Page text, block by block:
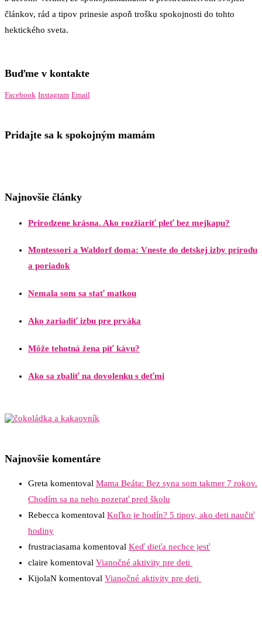
článkov, rád a tipov prinesie aspoň trošku spokojnosti do tohto
hektického sveta.
Buďme v kontakte
Facebook Instagram Email
Pridajte sa k spokojným mamám
Najnovšie články
Prirodzene krásna. Ako rozžiariť pleť bez mejkapu?
Montessori a Waldorf doma: Vneste do detskej izby prírodu
a poriadok
Nemala som sa stať matkou
Ako zariadiť izbu pre prváka
Môže tehotná žena piť kávu?
Ako sa zbaliť na dovolenku s deťmi
Najnovšie komentáre
Greta komentoval Mama Beáta: Bez syna som takmer 7 rokov.
Chodím sa na neho pozerať pred školu
Rebecca komentoval Koľko je hodín? 5 tipov, ako deti naučiť
hodiny
frustraciasama komentoval Keď dieťa nechce jesť
claire komentoval Vianočné aktivity pre deti
KijolaN komentoval Vianočné aktivity pre deti